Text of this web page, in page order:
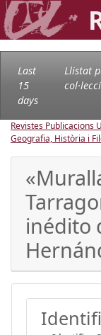
Last
15
days
Llistat
Revistes Publicacions
Geografia, Història i
inédito